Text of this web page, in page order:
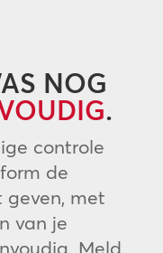
NOG
.
controle
de
met
van je
Meld